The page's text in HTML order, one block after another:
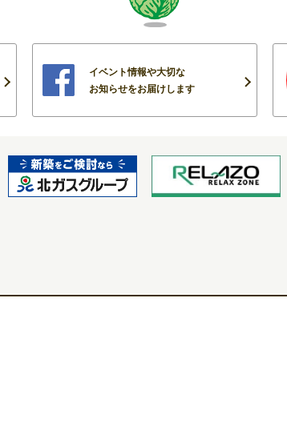
イベント情報や大切な
お知らせをお届けします